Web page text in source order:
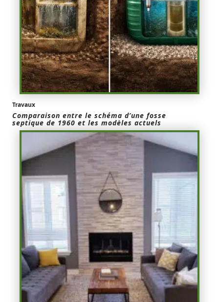
Travaux
Comparaison entre le schéma d’une fosse
septique de 1960 et les modèles actuels